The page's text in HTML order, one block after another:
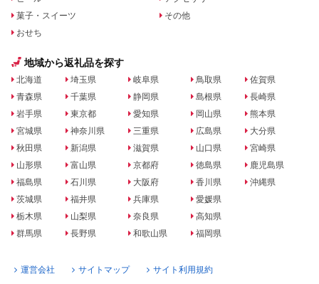
菓子・スイーツ
おせち
その他
地域から返礼品を探す
北海道
青森県
岩手県
宮城県
秋田県
山形県
福島県
茨城県
栃木県
群馬県
埼玉県
千葉県
東京都
神奈川県
新潟県
富山県
石川県
福井県
山梨県
長野県
岐阜県
静岡県
愛知県
三重県
滋賀県
京都府
大阪府
兵庫県
奈良県
和歌山県
鳥取県
島根県
岡山県
広島県
山口県
徳島県
香川県
愛媛県
高知県
福岡県
佐賀県
長崎県
熊本県
大分県
宮崎県
鹿児島県
沖縄県
運営会社 サイトマップ サイト利用規約